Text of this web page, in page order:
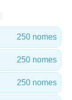
250 nomes
250 nomes
250 nomes